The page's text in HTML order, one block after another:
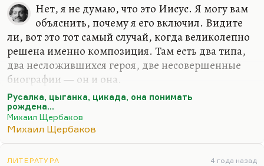
Нет, я не думаю, что это Иисус. Я могу вам
объяснить, почему я его включил. Видите
ли, вот это тот самый случай, когда великолепно
решена именно композиция. Там есть два типа,
два несложившихся героя, две несовершенные
биографии — он и она.
Как я это понимаю? Две несложившиеся судьбы.
И тем не менее есть надежда, что после
упоминания о своей и о чужой личной катастрофе
неожиданно из этих двух судеб извлечь урок. Это
Русалка, цыганка, цикада, она понимать
рождена...
Михаил Щербаков
Михаил Щербаков
ЛИТЕРАТУРА 4 года назад